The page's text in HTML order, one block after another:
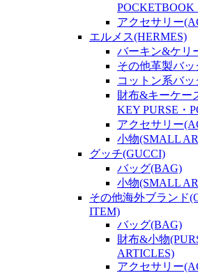
アクセサリー
エルメス(HERMES)
バーキン&ケリ
その他革製バ
コットン系バ
財布&キーケー
KEY PURSE・
アクセサリー
小物(SMALL
グッチ(GUCCI)
バッグ(BAG)
小物(SMALL
その他海外ブランド
ITEM)
バッグ(BAG)
財布&小物
ARTICLES)
アクセサリー